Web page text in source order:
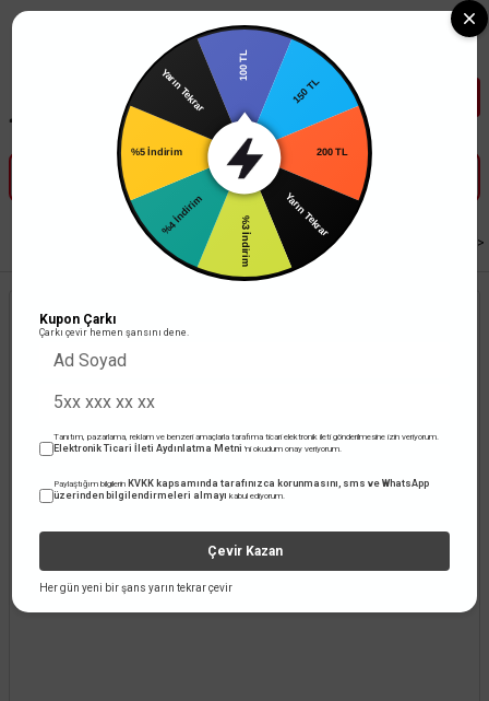
Tüm Banka Kartlarına Vade Farksız 3-5 Taksit Fırsatı Mailorder ile
Led Aydınlatma İç Mekan Profesyonel Aydınlatma
150 TL
Yarın Tekrar
%3 İndirim
%4 İndirim
Yarın Tekrar
Kupon Çarkı
Çarkı çevir hemen şansını dene.
Tanıtım, pazarlama, reklam ve benzeri amaçlarla tarafıma ticari elektronik ileti gönderilmesine izin veriyorum.
Elektronik Ticari İleti Aydınlatma Metni 'ni okudum onay veriyorum.
Paylaştığım bilgilerin KVKK kapsamında tarafınızca korunmasını, sms ve WhatsApp
üzerinden bilgilendirmeleri almayı kabul ediyorum.
Çevir Kazan
Her gün yeni bir şans yarın tekrar çevir